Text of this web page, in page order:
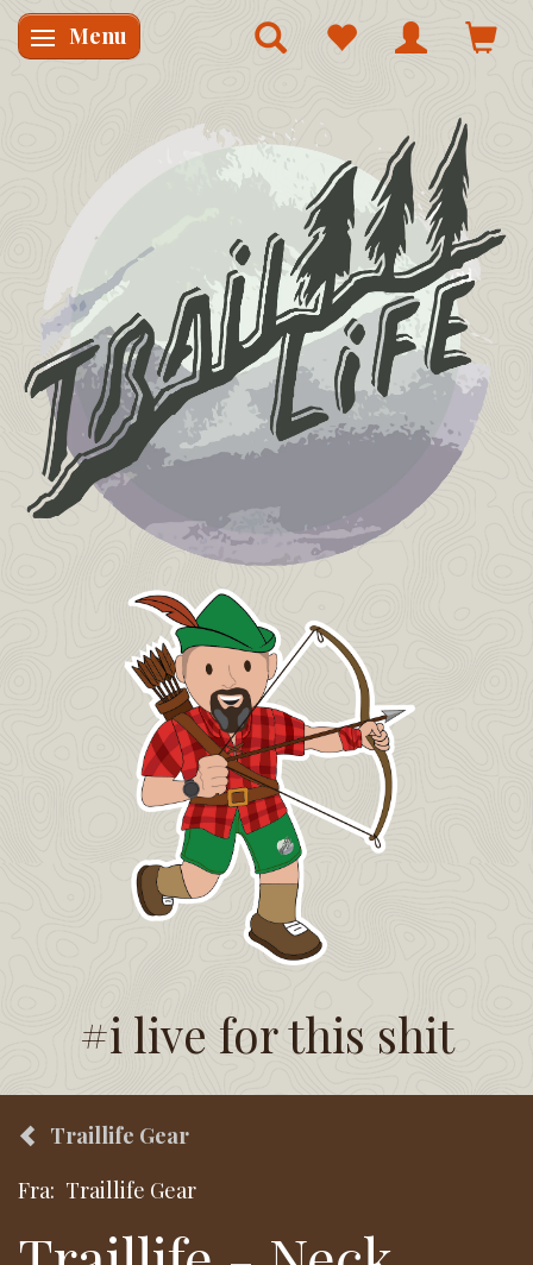
Skifte navigation
Menu
#i live for this shit
Traillife Gear
Fra: Traillife Gear